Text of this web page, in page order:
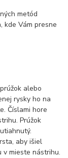
metód
kde Vám presne
alebo
rysky ho na
Číslami hore
Prúžok
aby išiel
v mieste nástrihu.